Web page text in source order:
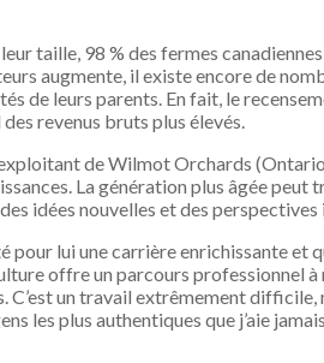
taille, 98 % des fermes
augmente, il existe encore de
de leurs parents. En fait, le
revenus bruts plus élevés.
de Wilmot Orchards
La génération plus âgée peut
idées nouvelles et des perspectives
pour lui une carrière enrichissante et
offre un parcours professionnel
C’est un travail extrêmement difficile,
les plus authentiques que j’aie